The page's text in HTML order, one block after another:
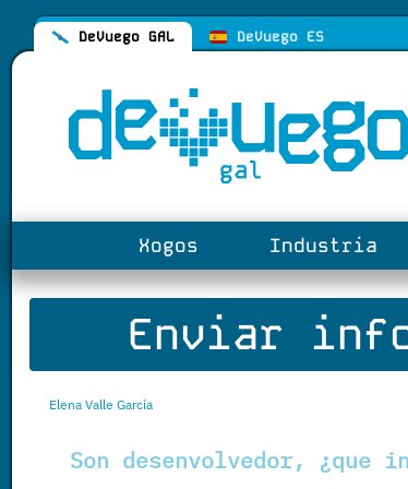
DeVuego GAL DeVuego ES
Xogos Industria
Enviar
Elena Valle García
Son desenvolvedor, ¿que